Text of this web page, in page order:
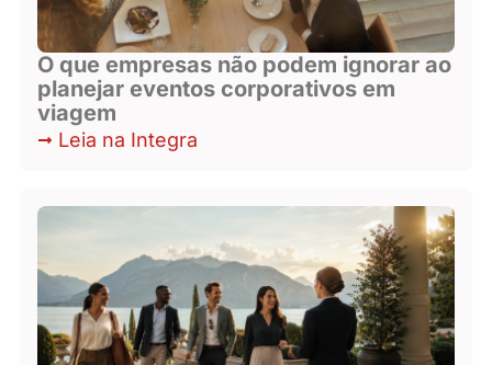
O que empresas não podem ignorar ao
planejar eventos corporativos em
viagem
Leia na Integra